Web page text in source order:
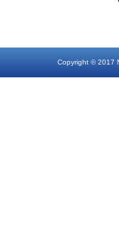
Copyright © 2017